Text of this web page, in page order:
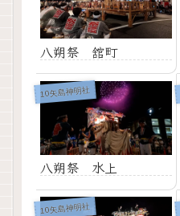
八朔祭 舘町
10矢島神明社
八朔祭 水上
10矢島神明社